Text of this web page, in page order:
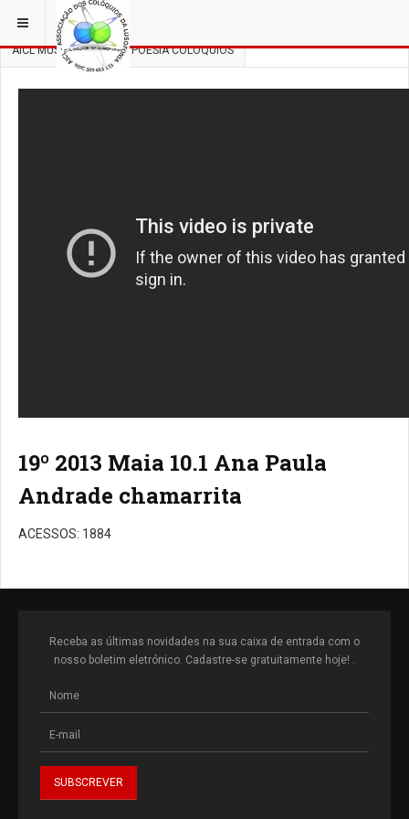
ESTÁ EM... 3 COLÓQUIOS
AICL MÚSICA, DANÇA E POESIA COLÓQUIOS
19º 2013 Maia 10.1 Ana Paula
Andrade chamarrita
ACESSOS: 1884
Receba as últimas novidades na sua caixa de entrada com o
nosso boletim eletrónico. Cadastre-se gratuitamente hoje! .